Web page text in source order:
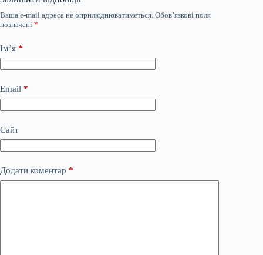
Ваша e-mail адреса не оприлюднюватиметься. Обов’язкові поля
позначені *
Ім’я *
Email *
Сайт
Додати коментар *